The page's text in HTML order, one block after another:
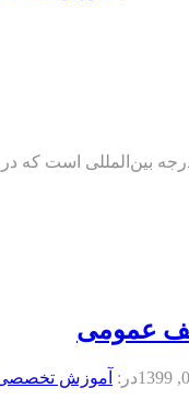
عمومی
در: آموزش تخصصی